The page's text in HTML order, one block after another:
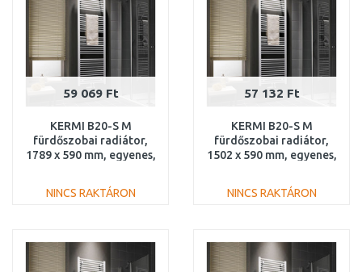
59 069 Ft
KERMI B20-S M
fürdőszobai radiátor,
1789 x 590 mm, egyenes,
LS01M1800602XXK
NINCS RAKTÁRON
Összehasonlítás
57 132 Ft
KERMI B20-S M
fürdőszobai radiátor,
1502 x 590 mm, egyenes,
LS01M1500602XXK
NINCS RAKTÁRON
Összehasonlítás